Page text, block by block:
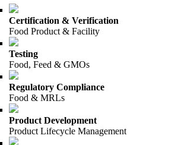
Certification & Verification
Food Product & Facility
Testing
Food, Feed & GMOs
Regulatory Compliance
Food & MRLs
Product Development
Product Lifecycle Management